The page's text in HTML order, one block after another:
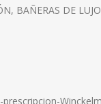
BAÑERAS DE LUJO